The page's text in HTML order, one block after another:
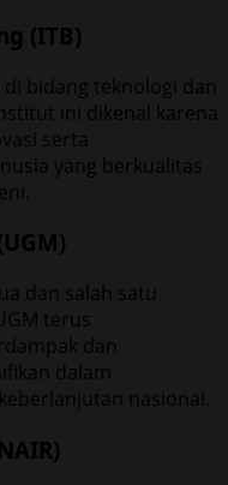
(ITB)
bidang teknologi dan
ini dikenal karena
serta
yang berkualitas
dan salah satu
terus
dan
dalam
nasional.